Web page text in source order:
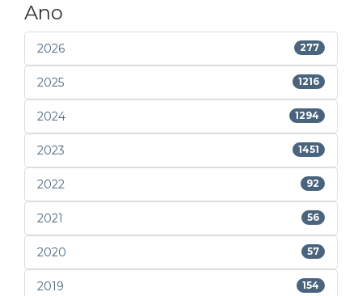
Ano
2026 277
2025 1216
2024 1294
2023 1451
2022 92
2021 56
2020 57
2019 154